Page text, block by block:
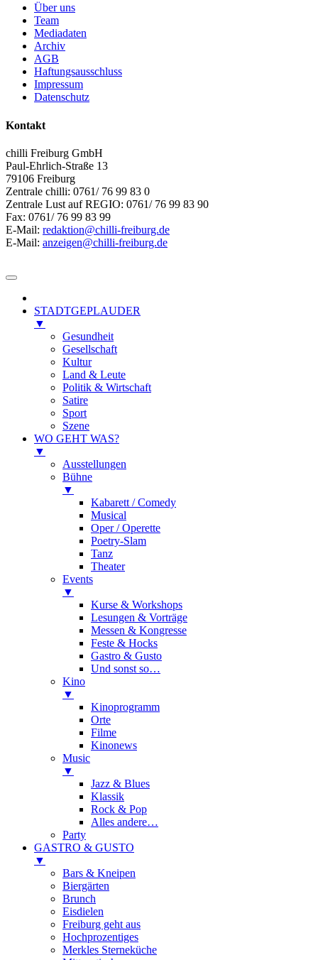
Über uns
Team
Mediadaten
Archiv
AGB
Haftungsausschluss
Impressum
Datenschutz
Kontakt
chilli Freiburg GmbH
Paul-Ehrlich-Straße 13
79106 Freiburg
Zentrale chilli: 0761/ 76 99 83 0
Zentrale Lust auf REGIO: 0761/ 76 99 83 90
Fax: 0761/ 76 99 83 99
E-Mail: redaktion@chilli-freiburg.de
E-Mail: anzeigen@chilli-freiburg.de
STADTGEPLAUDER
▼
Gesundheit
Gesellschaft
Kultur
Land & Leute
Politik & Wirtschaft
Satire
Sport
Szene
WO GEHT WAS?
▼
Ausstellungen
Bühne
▼
Kabarett / Comedy
Musical
Oper / Operette
Poetry-Slam
Tanz
Theater
Events
▼
Kurse & Workshops
Lesungen & Vorträge
Messen & Kongresse
Feste & Hocks
Gastro & Gusto
Und sonst so…
Kino
▼
Kinoprogramm
Orte
Filme
Kinonews
Music
▼
Jazz & Blues
Klassik
Rock & Pop
Alles andere…
Party
GASTRO & GUSTO
▼
Bars & Kneipen
Biergärten
Brunch
Eisdielen
Freiburg geht aus
Hochprozentiges
Merkles Sterneküche